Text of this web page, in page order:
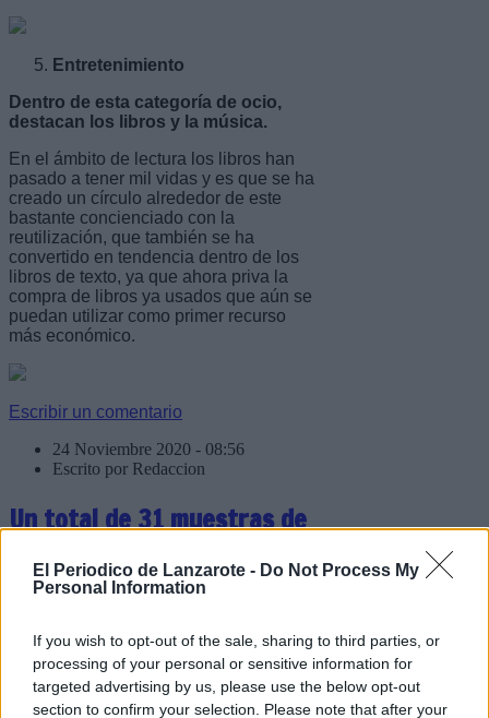
El Periodico de Lanzarote - Do Not Process My
Personal Information
If you wish to opt-out of the sale, sharing to third parties, or
processing of your personal or sensitive information for
targeted advertising by us, please use the below opt-out
section to confirm your selection. Please note that after your
Entretenimiento
Dentro de esta categoría de ocio,
destacan los libros y la música.
En el ámbito de lectura los libros han
pasado a tener mil vidas y es que se ha
creado un círculo alrededor de este
bastante concienciado con la
reutilización, que también se ha
convertido en tendencia dentro de los
libros de texto, ya que ahora priva la
compra de libros ya usados que aún se
puedan utilizar como primer recurso
más económico.
Escribir un comentario
24 Noviembre 2020 - 08:56
Escrito por Redaccion
Un total de 31 muestras de
gofio pasan a la final del
Concurso Agrocanarias que
se celebra en La Palma